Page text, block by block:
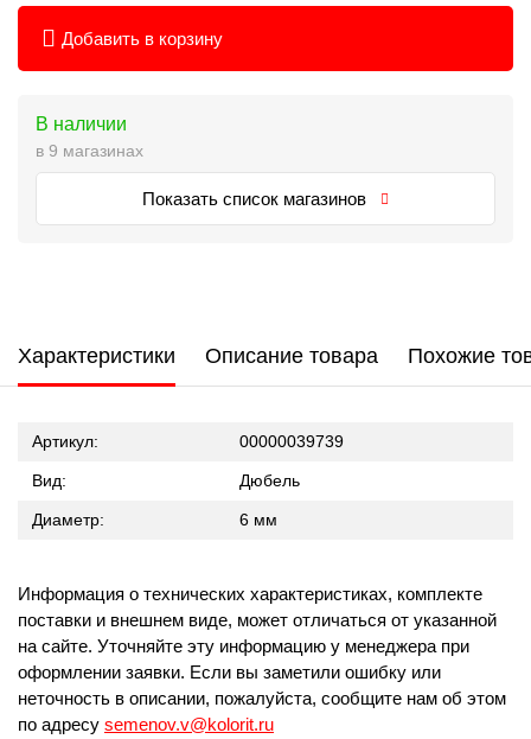
Добавить в корзину
В наличии
в 9 магазинах
Показать список магазинов
Характеристики Описание товара Похожие
Артикул: 00000039739
Вид: Дюбель
Диаметр: 6 мм
Информация о технических характеристиках, комплекте
поставки и внешнем виде, может отличаться от указанной
на сайте. Уточняйте эту информацию у менеджера при
оформлении заявки. Если вы заметили ошибку или
неточность в описании, пожалуйста, сообщите нам об этом
по адресу semenov.v@kolorit.ru